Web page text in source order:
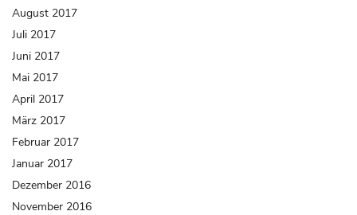
August 2017
Juli 2017
Juni 2017
Mai 2017
April 2017
März 2017
Februar 2017
Januar 2017
Dezember 2016
November 2016